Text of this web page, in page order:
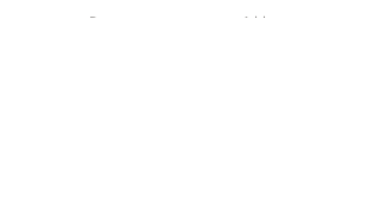
Donnez-nous une note ! Merci